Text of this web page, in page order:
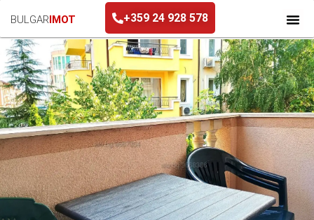
BULGARIMOT +359 24 928 578
+359 24 928 578